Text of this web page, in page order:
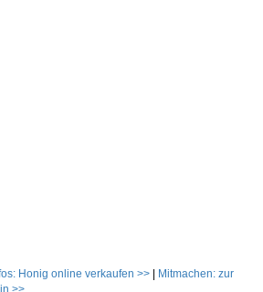
Honig online verkaufen >>
Mitmachen: zur
>>